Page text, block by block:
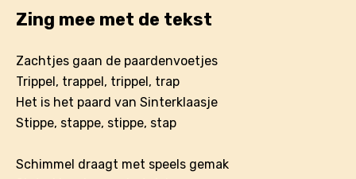
Zing mee met de tekst
Zachtjes gaan de paardenvoetjes
Trippel, trappel, trippel, trap
Het is het paard van Sinterklaasje
Stippe, stappe, stippe, stap
Schimmel draagt met speels gemak